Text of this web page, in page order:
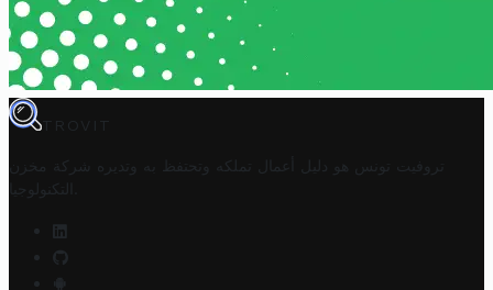
TROVIT
تروفيت تونس هو دليل أعمال تملكه وتحتفظ به وتديره
شركة مخزن
التكنولوجيا